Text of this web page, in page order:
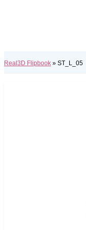
Real3D Flipbook » ST_L_05